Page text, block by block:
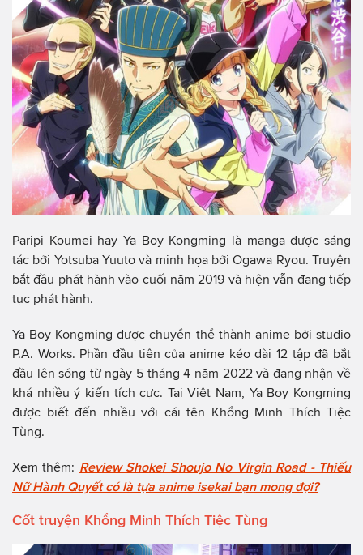
Paripi Koumei hay Ya Boy Kongming là manga được sáng
tác bởi Yotsuba Yuuto và minh họa bởi Ogawa Ryou. Truyện
bắt đầu phát hành vào cuối năm 2019 và hiện vẫn đang tiếp
tục phát hành.
Ya Boy Kongming được chuyển thể thành anime bởi studio
P.A. Works. Phần đầu tiên của anime kéo dài 12 tập đã bắt
đầu lên sóng từ ngày 5 tháng 4 năm 2022 và đang nhận về
khá nhiều ý kiến tích cực. Tại Việt Nam, Ya Boy Kongming
được biết đến nhiều với cái tên Khổng Minh Thích Tiệc
Tùng.
Xem thêm: Review Shokei Shoujo No Virgin Road - Thiếu
Nữ Hành Quyết có là tựa anime isekai bạn mong đợi?
Cốt truyện Khổng Minh Thích Tiệc Tùng